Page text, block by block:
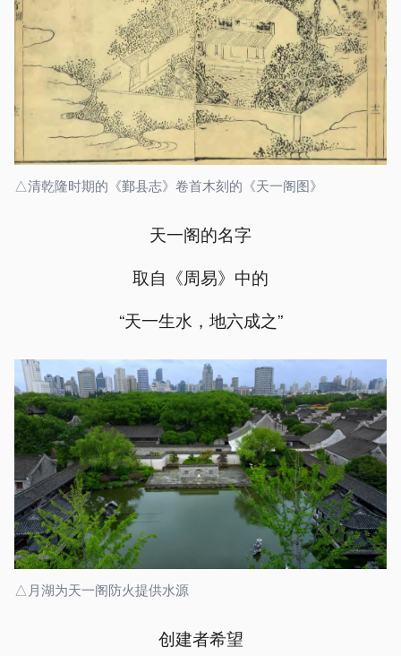
△清乾隆时期的《鄞县志》卷首木刻的《天一阁图》
天一阁的名字
取自《周易》中的
“天一生水，地六成之”
△月湖为天一阁防火提供水源
创建者希望